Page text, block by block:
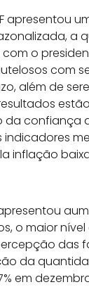
apresentou
a
com o
com
além de
resultados
da confiança
indicadores
inflação
o maior
da
em